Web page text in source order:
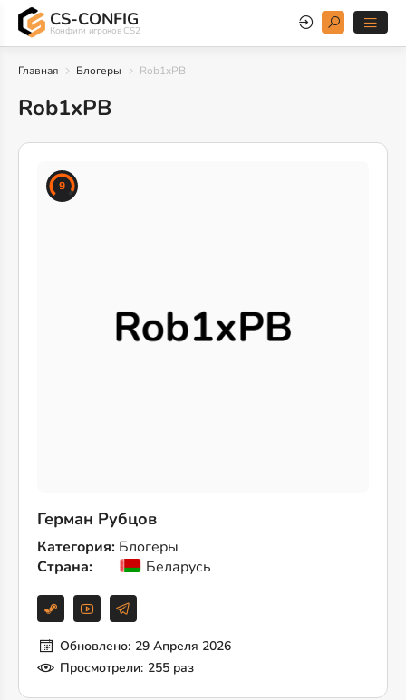
CS-CONFIG
Конфиги игроков CS2
Главная Блогеры Rob1xPB
Rob1xPB
Герман Рубцов
Категория: Блогеры
Страна:
Беларусь
Обновлено: 29 Апреля 2026
Просмотрели: 255 раз